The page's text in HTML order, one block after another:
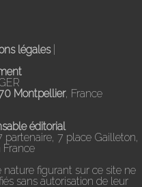
légales|
Montpellier, France
éditorial
7 place Gailleton,
figurant sur ce site ne
sans autorisation de leur